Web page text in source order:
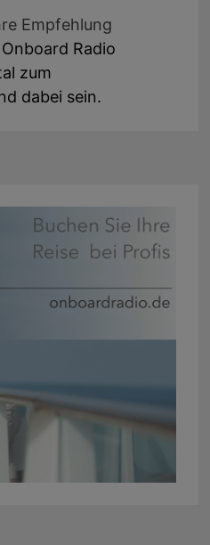
Empfehlung
Radio
zum
dabei sein.